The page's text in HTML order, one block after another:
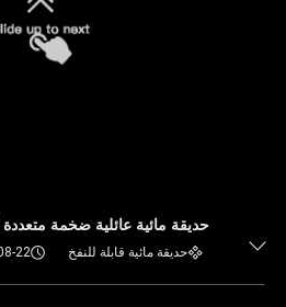
حديقة مائية عائلية ضخمة
حديقة مائية قابلة للنفخ 22